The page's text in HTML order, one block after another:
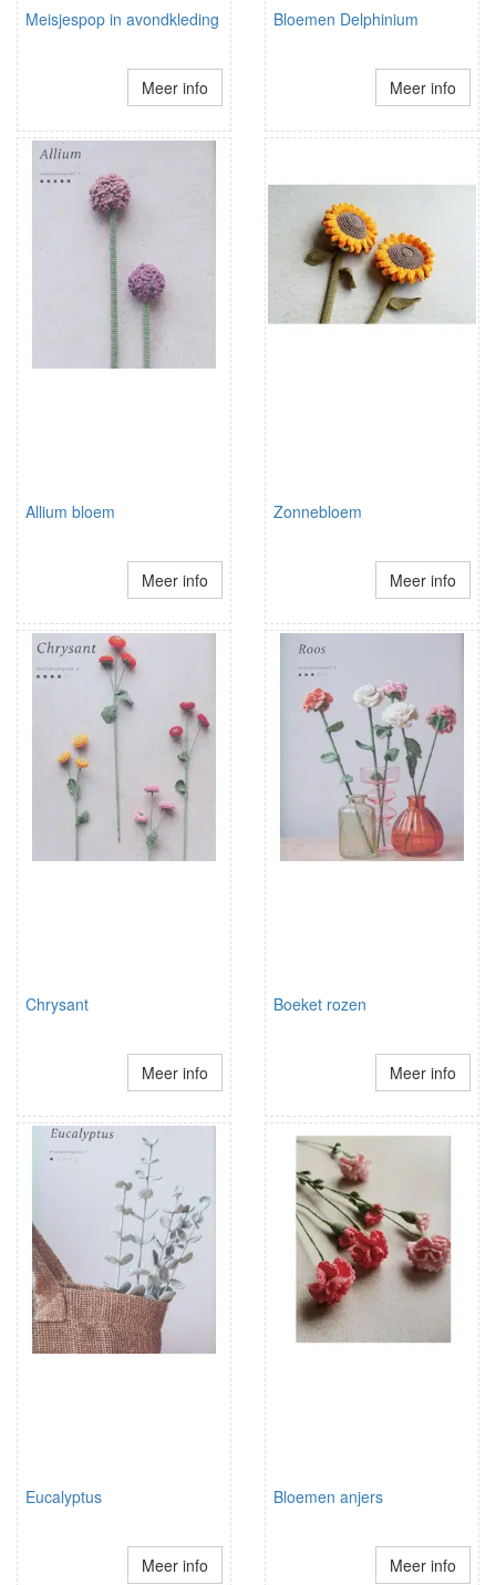
Meisjespop in avondkleding
Meer info
Bloemen Delphinium
Meer info
Allium bloem
Meer info
Zonnebloem
Meer info
Chrysant
Meer info
Boeket rozen
Meer info
Eucalyptus
Meer info
Bloemen anjers
Meer info